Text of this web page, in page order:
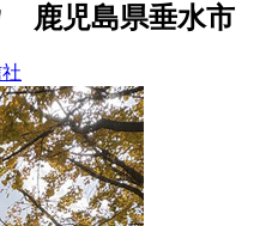
鹿児島県垂水市